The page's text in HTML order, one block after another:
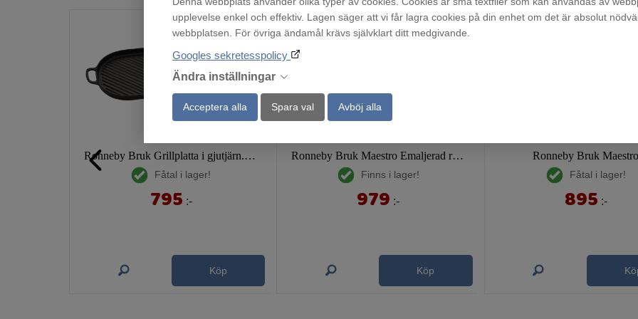
upplevelse enkel och effektiv. Lagen säger att vi får lagra cookies på din enhet om det är absolut
webbplatsen. För övriga ändamål krävs självklart ditt medgivande.
Googles sekretesspolicy
Ändra inställningar
Acceptera alla Spara val Avböj alla
Ronneby Bruk Grillplatta i gjutjärn. 23 x 47 cm
Fåtal i lager!
795 :-
Köp
Ronneby Bruk Maestro Emaljerad rund gryta
Finns i lager!
979 :-
Köp
Ronneby Bruk Maestro
Fåtal i lager!
895 :-